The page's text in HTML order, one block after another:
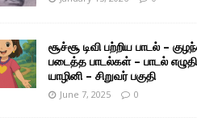
சூச்சூ டிவி பற்றிய பாடல் –
படைத்த பாடல்கள் – பாடல்
யாழினி – சிறுவர் பகுதி
June 7, 2025 0